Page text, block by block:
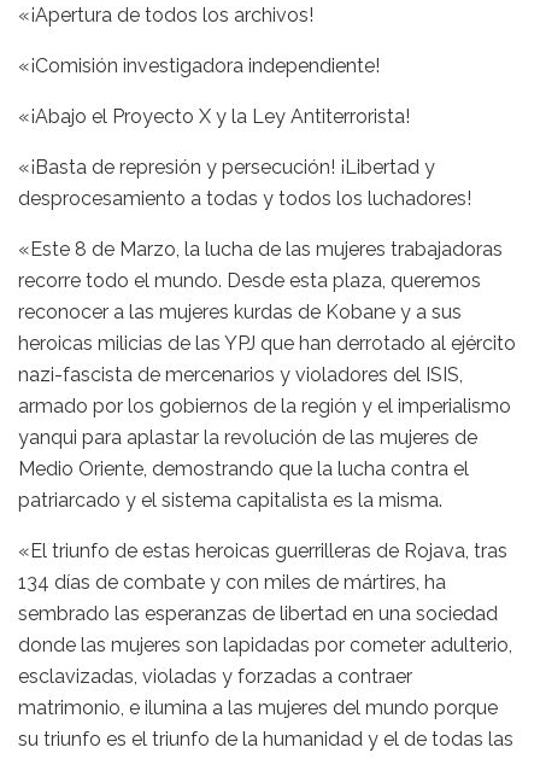
«¡Apertura de todos los archivos!
«¡Comisión investigadora independiente!
«¡Abajo el Proyecto X y la Ley Antiterrorista!
«¡Basta de represión y persecución! ¡Libertad y
desprocesamiento a todas y todos los luchadores!
«Este 8 de Marzo, la lucha de las mujeres trabajadoras
recorre todo el mundo. Desde esta plaza, queremos
reconocer a las mujeres kurdas de Kobane y a sus
heroicas milicias de las YPJ que han derrotado al ejército
nazi-fascista de mercenarios y violadores del ISIS,
armado por los gobiernos de la región y el imperialismo
yanqui para aplastar la revolución de las mujeres de
Medio Oriente, demostrando que la lucha contra el
patriarcado y el sistema capitalista es la misma.
«El triunfo de estas heroicas guerrilleras de Rojava, tras
134 días de combate y con miles de mártires, ha
sembrado las esperanzas de libertad en una sociedad
donde las mujeres son lapidadas por cometer adulterio,
esclavizadas, violadas y forzadas a contraer
matrimonio, e ilumina a las mujeres del mundo porque
su triunfo es el triunfo de la humanidad y el de todas las